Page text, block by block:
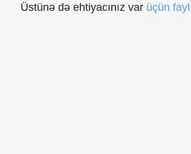
Üstünə də ehtiyacınız var üçün